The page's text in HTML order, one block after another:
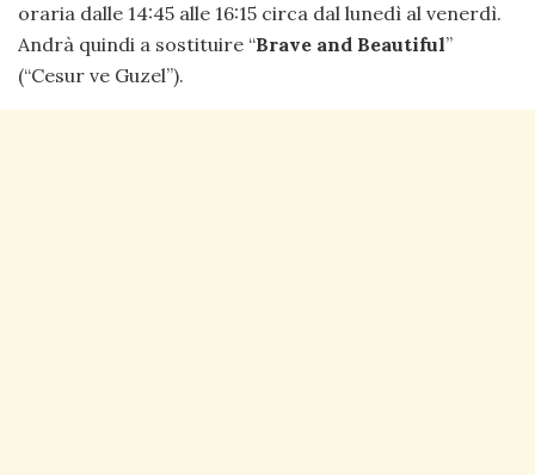
oraria dalle 14:45 alle 16:15 circa dal lunedì al venerdì.
Andrà quindi a sostituire “Brave and Beautiful”
(“Cesur ve Guzel”).